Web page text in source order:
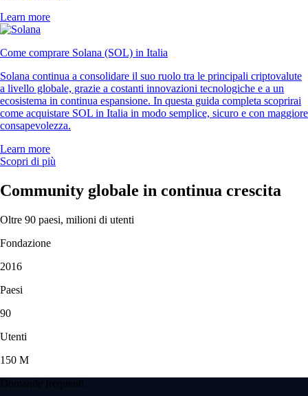
Learn more
Come comprare Solana (SOL) in Italia
Solana continua a consolidare il suo ruolo tra le principali criptovalute
a livello globale, grazie a costanti innovazioni tecnologiche e a un
ecosistema in continua espansione. In questa guida completa scoprirai
come acquistare SOL in Italia in modo semplice, sicuro e con maggiore
consapevolezza.
Learn more
Scopri di più
Community globale in continua crescita
Oltre 90 paesi, milioni di utenti
Fondazione
2016
Paesi
90
Utenti
150 M
Domande frequenti